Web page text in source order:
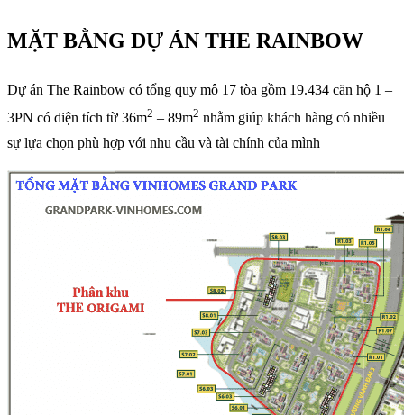
MẶT BẰNG DỰ ÁN THE RAINBOW
Dự án The Rainbow có tổng quy mô 17 tòa gồm 19.434 căn hộ 1 –
3PN có diện tích từ 36m2 – 89m2 nhằm giúp khách hàng có nhiều
sự lựa chọn phù hợp với nhu cầu và tài chính của mình